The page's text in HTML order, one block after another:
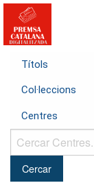
Títols
Col·leccions
Centres
Cercar
Centres...